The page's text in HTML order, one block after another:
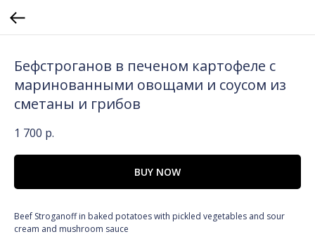
Бефстроганов в печеном картофеле с
маринованными овощами и соусом из
сметаны и грибов
1 700 р.
BUY NOW
Beef Stroganoff in baked potatoes with pickled vegetables and sour
cream and mushroom sauce